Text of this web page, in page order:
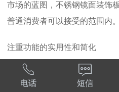
市场的蓝图，不锈钢镜面装饰
普通消费者可以接受的范围内。
注重功能的实用性和简化
智能产品需要不同于传统不锈
钢镜面装饰板品牌可以将电子

电话

短信